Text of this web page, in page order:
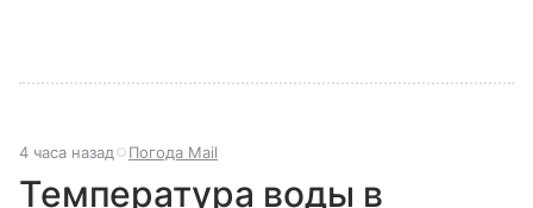
4 часа назад Погода Mail
Температура воды в